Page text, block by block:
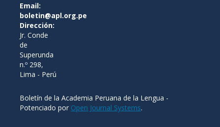
Email:
boletin@apl.org.pe
Dirección:
Jr. Conde
de
Superunda
n.º 298,
Lima - Perú
Boletín de la Academia Peruana de la Lengua -
Potenciado por Open Journal Systems.